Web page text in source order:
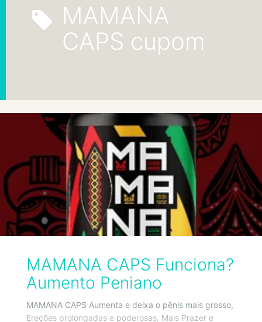
MAMANA
CAPS cupom
MAMANA CAPS Funciona?
Aumento Peniano
MAMANA CAPS Aumenta e deixa o pênis mais grosso,
Ereções prolongadas e poderosas, Mais Prazer e